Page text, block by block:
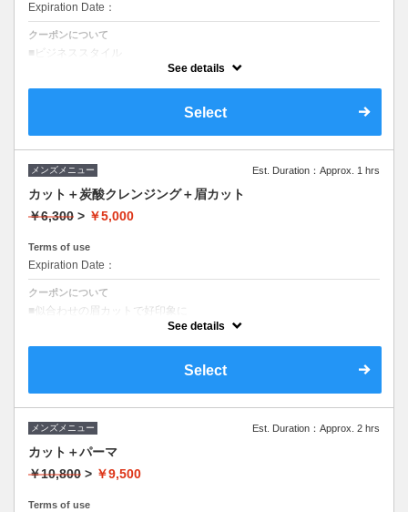
Expiration Date：
クーポンについて
■ビジネススタイル
See details
Select
メンズメニュー Est. Duration：Approx. 1 hrs
カット＋炭酸クレンジング＋眉カット
￥6,300 > ￥5,000
Terms of use
Expiration Date：
クーポンについて
■似合わせの眉カットで好印象に
■ ヘアセットが楽になるカット
See details
Select
メンズメニュー Est. Duration：Approx. 2 hrs
カット＋パーマ
￥10,800 > ￥9,500
Terms of use